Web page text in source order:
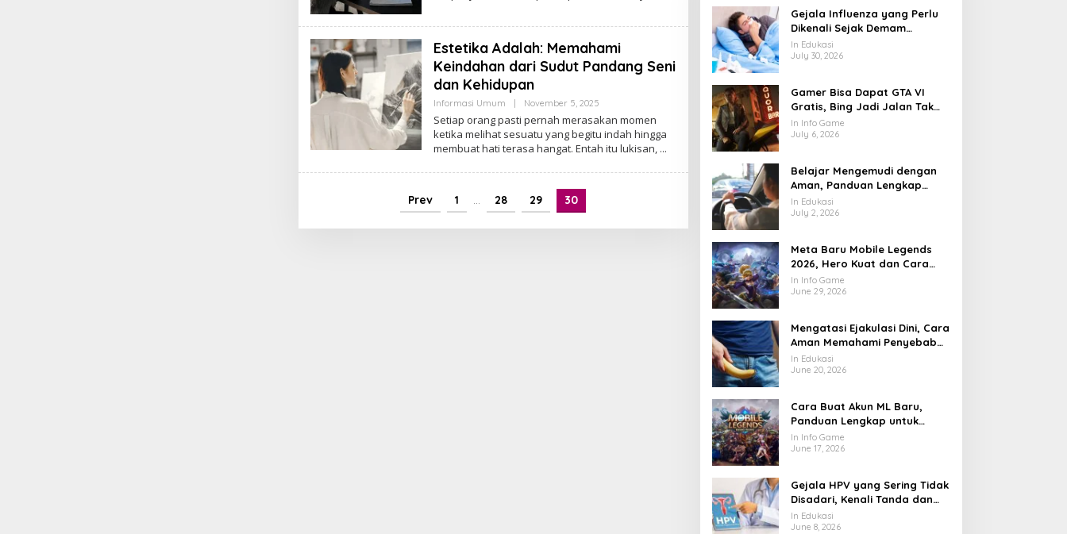
Estetika Adalah: Memahami
Keindahan dari Sudut Pandang Seni
dan Kehidupan
Informasi Umum November 5, 2025By
Setiap orang pasti pernah merasakan momen
ketika melihat sesuatu yang begitu indah hingga
membuat hati terasa hangat. Entah itu lukisan,
Prev 1 … 28 29 30
Gejala Influenza yang Perlu
Dikenali Sejak Demam
Mendadak Muncul
In Edukasi
July 30, 2026
Gamer Bisa Dapat GTA VI
Gratis, Bing Jadi Jalan Tak
Terduga
In Info Game
July 6, 2026
Belajar Mengemudi dengan
Aman, Panduan Lengkap
agar Lebih Percaya Diri di
Jalan
In Edukasi
July 2, 2026
Meta Baru Mobile Legends
2026, Hero Kuat dan Cara
Main yang Mulai Berubah
In Info Game
June 29, 2026
Mengatasi Ejakulasi Dini, Cara
Aman Memahami Penyebab
dan Langkah Penanganannya
In Edukasi
June 20, 2026
Cara Buat Akun ML Baru,
Panduan Lengkap untuk
Pemain yang Ingin Masuk
Land of Dawn
In Info Game
June 17, 2026
Gejala HPV yang Sering Tidak
Disadari, Kenali Tanda dan
Risikonya Sejak Awal
In Edukasi
June 8, 2026